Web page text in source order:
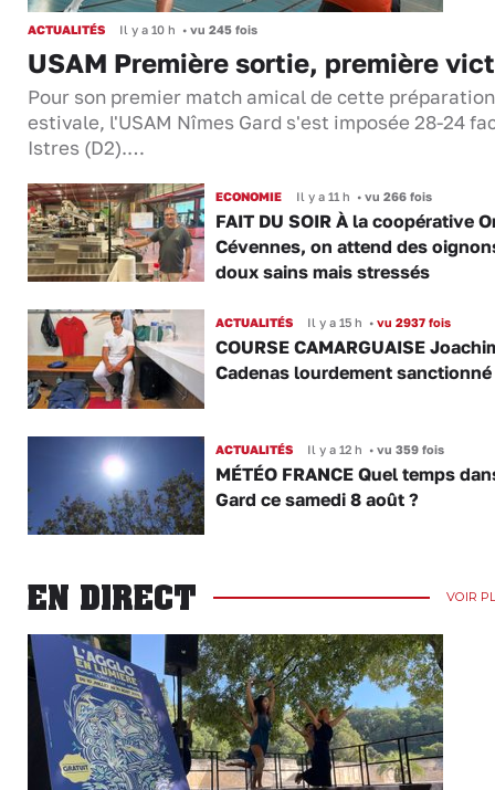
ACTUALITÉS Il y a 10 h • vu 245 fois
USAM Première sortie, première
Pour son premier match amical de cette préparation
estivale, l'USAM Nîmes Gard s'est imposée 28-24
Istres (D2).…
ECONOMIE Il y a 11 h •vu 266 fois
FAIT DU SOIR À la coopérative
Cévennes, on attend des
doux sains mais stressés
ACTUALITÉS Il y a 15 h •vu 2937 fois
COURSE CAMARGUAISE
Cadenas lourdement sanctionné
ACTUALITÉS Il y a 12 h •vu 359 fois
MÉTÉO FRANCE Quel temps
Gard ce samedi 8 août ?
EN DIRECT VOIR